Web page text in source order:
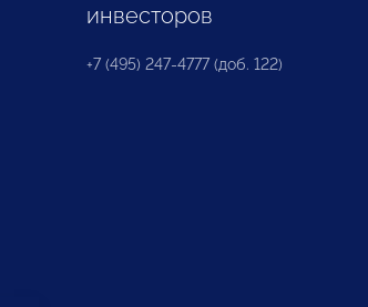
инвесторов
+7 (495) 247-4777 (доб. 122)